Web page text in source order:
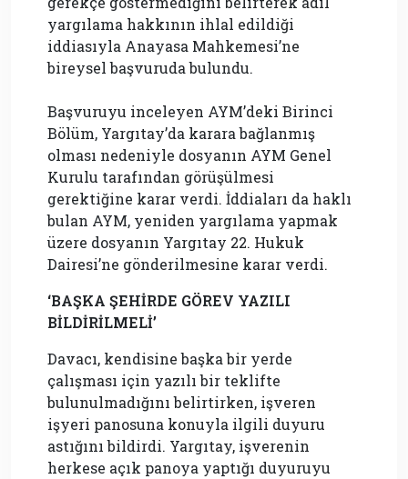
yargılama hakkının ihlal edildiği
iddiasıyla Anayasa Mahkemesi’ne
bireysel başvuruda bulundu.
Başvuruyu inceleyen AYM’deki Birinci
Bölüm, Yargıtay’da karara bağlanmış
olması nedeniyle dosyanın AYM Genel
Kurulu tarafından görüşülmesi
gerektiğine karar verdi. İddiaları da haklı
bulan AYM, yeniden yargılama yapmak
üzere dosyanın Yargıtay 22. Hukuk
Dairesi’ne gönderilmesine karar verdi.
‘BAŞKA ŞEHİRDE GÖREV YAZILI
BİLDİRİLMELİ’
Davacı, kendisine başka bir yerde
çalışması için yazılı bir teklifte
bulunulmadığını belirtirken, işveren
işyeri panosuna konuyla ilgili duyuru
astığını bildirdi. Yargıtay, işverenin
herkese açık panoya yaptığı duyuruyu